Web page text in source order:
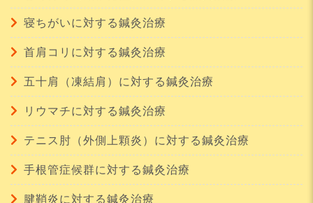
寝ちがいに対する鍼灸治療
首肩コリに対する鍼灸治療
五十肩（凍結肩）に対する鍼灸治療
リウマチに対する鍼灸治療
テニス肘（外側上顆炎）に対する鍼灸治療
手根管症候群に対する鍼灸治療
腱鞘炎に対する鍼灸治療